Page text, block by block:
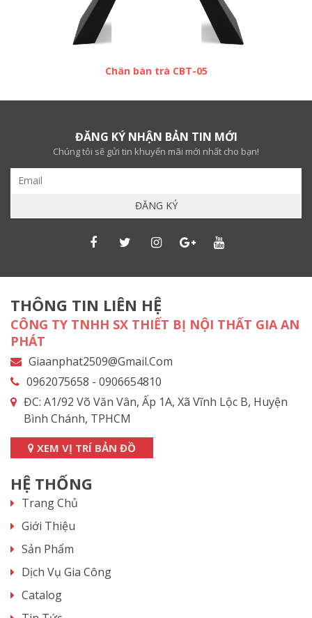
Chân bàn trà CBT-05
ĐĂNG KÝ NHẬN BẢN TIN MỚI
Chúng tôi sẽ gửi tin khuyến mãi mới nhất cho bạn!
THÔNG TIN LIÊN HỆ
CÔNG TY TNHH SX THIẾT BỊ NỘI THẤT GIA AN
PHÁT
Giaanphat2509@gmail.com
0962075658 - 0906654810
ĐC: A1/92 Võ Văn Vân, Ấp 1A, Xã Vĩnh Lộc B, Huyện
Bình Chánh, TPHCM
XEM VỊ TRÍ BẢN ĐỒ
HỆ THỐNG
Trang Chủ
Giới Thiệu
Sản Phẩm
Dịch Vụ Gia Công
Catalog